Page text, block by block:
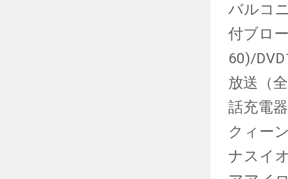
バルコ
付ブロ
60)/
放送（
話充電
クィー
ナスイ